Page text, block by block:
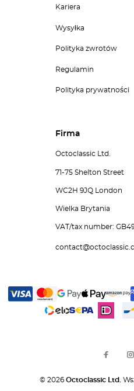
Kariera
Wysyłka
Polityka zwrotów
Regulamin
Polityka prywatności
Firma
Octoclassic Ltd.
71-75 Shelton Street
WC2H 9JQ London
Wielka Brytania
VAT/tax number:
© 2026 Octoclassic Ltd.